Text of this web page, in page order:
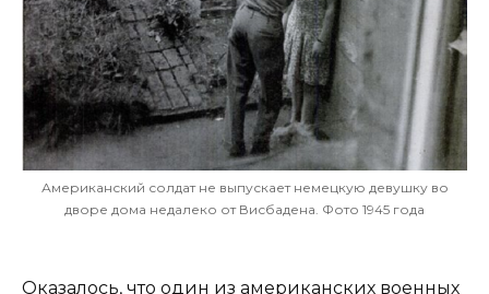
Американский солдат не выпускает немецкую девушку во
дворе дома недалеко от Висбадена. Фото 1945 года
Оказалось, что один из американских военных